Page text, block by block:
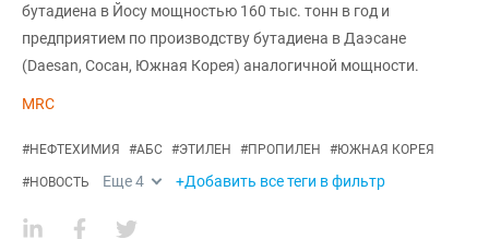
бутадиена в Йосу мощностью 160 тыс. тонн в год и
предприятием по производству бутадиена в Даэсане
(Daesan, Сосан, Южная Корея) аналогичной мощности.
MRC
#НЕФТЕХИМИЯ #АБС #ЭТИЛЕН #ПРОПИЛЕН #ЮЖНАЯ КОРЕЯ
#НОВОСТЬ Еще4 +Добавить все теги в фильтр